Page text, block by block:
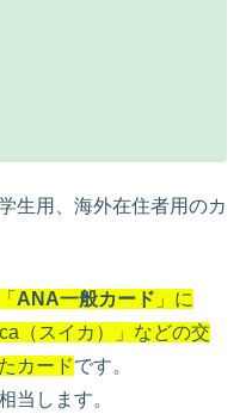
生用、海外在住者用のカ
「 ANA一般カード 」に
（スイカ）」などの交
カードです。
当します。